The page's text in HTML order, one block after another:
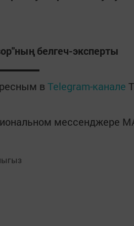
белгеч-эксперты
в Telegram-канале
мессенджере